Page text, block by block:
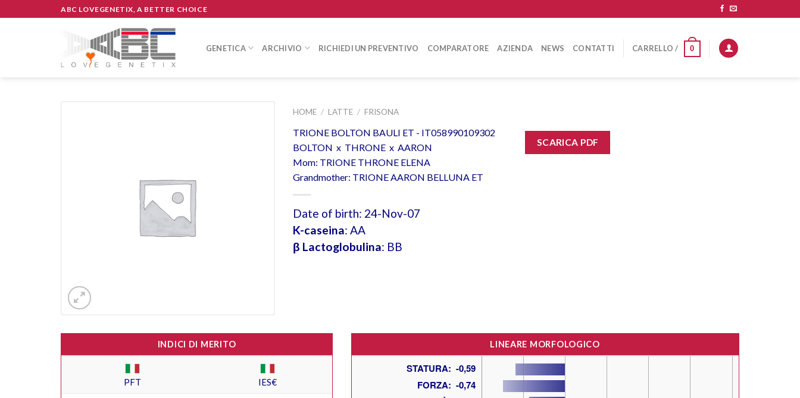
to
ABC LOVEGENETIX, A BETTER CHOICE
GENETICA ARCHIVIO RICHIEDI UN PREVENTIVO COMPARATORE AZIENDA NEWS CONTATTI CARRELLO / 0
HOME / LATTE / FRISONA
TRIONE BOLTON BAULI ET - IT058990109302
BOLTON x THRONE x AARON
Mom: TRIONE THRONE ELENA
Grandmother: TRIONE AARON BELLUNA ET
Date of birth: 24-Nov-07
K-caseina: AA
β Lactoglobulina: BB
SCARICA PDF
INDICI DI MERITO
PFT IES€
LINEARE MORFOLOGICO